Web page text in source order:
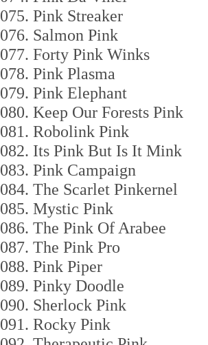
075. Pink Streaker
076. Salmon Pink
077. Forty Pink Winks
078. Pink Plasma
079. Pink Elephant
080. Keep Our Forests Pink
081. Robolink Pink
082. Its Pink But Is It Mink
083. Pink Campaign
084. The Scarlet Pinkernel
085. Mystic Pink
086. The Pink Of Arabee
087. The Pink Pro
088. Pink Piper
089. Pinky Doodle
090. Sherlock Pink
091. Rocky Pink